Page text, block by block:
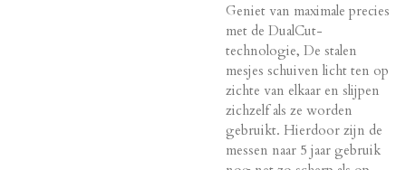
Geniet van maximale precies
met de DualCut-
technologie, De stalen
mesjes schuiven licht ten op
zichte van elkaar en slijpen
zichzelf als ze worden
gebruikt. Hierdoor zijn de
messen naar 5 jaar gebruik